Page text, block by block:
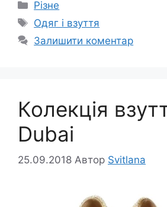
Категорії
Різне
Позначки
Одяг і взуття
Залишити коментар
Колекція
Dubai
25.09.2018 Автор Svitlana